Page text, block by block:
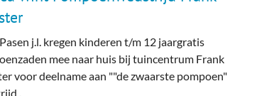
informatie
Woningaanbod
& Redactioneel
Muziek
Toerisme & Musea
Kinderopvang
Levensbeschouwelijk
j.l. kregen kinderen t/m 12 jaargratis
mee naar huis bij tuincentrum Frank
voor deelname aan ""de zwaarste pompoen"
.